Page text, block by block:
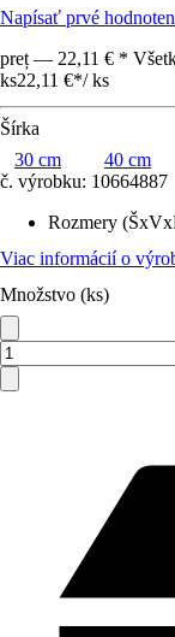
Napísať prvé
preț — 22,11 € *
ks22,11 €*/ ks
Šírka
30 cm
40 cm
č. výrobku: 10664887
Rozmery
Viac informácií o
Množstvo (ks)